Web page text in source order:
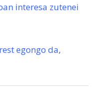
interesa zutenei
egongo da,